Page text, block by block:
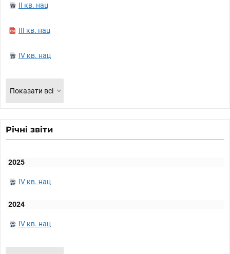
II кв. нац
III кв. нац
IV кв. нац
Показати всі
Річні звіти
2025
IV кв. нац
2024
IV кв. нац